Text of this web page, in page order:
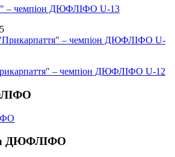
– чемпіон ДЮФЛІФО U-13
– чемпіон ДЮФЛІФО U-12
ДЮФЛІФО